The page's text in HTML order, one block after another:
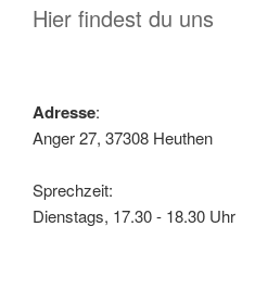
Hier findest du uns
Adresse:
Anger 27, 37308 Heuthen
Sprechzeit:
Dienstags, 17.30 - 18.30 Uhr